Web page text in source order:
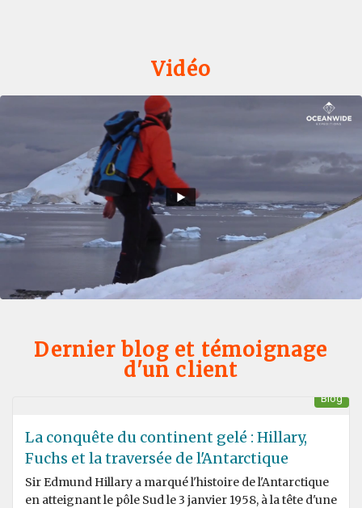
Vidéo
Dernier blog et témoignage
d'un client
Blog
La conquête du continent gelé : Hillary,
Fuchs et la traversée de l'Antarctique
Sir Edmund Hillary a marqué l'histoire de l'Antarctique
en atteignant le pôle Sud le 3 janvier 1958, à la tête d'une